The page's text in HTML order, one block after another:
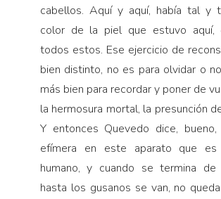
cabellos. Aquí y aquí, había tal y
color de la piel que estuvo aquí,
todos estos. Ese ejercicio de
bien distinto, no es para olvidar o
más bien para recordar y poner de
la hermosura mortal, la presunción
Y entonces Quevedo dice,
efímera en este aparato que
humano, y cuando se termina de
hasta los gusanos se van, no